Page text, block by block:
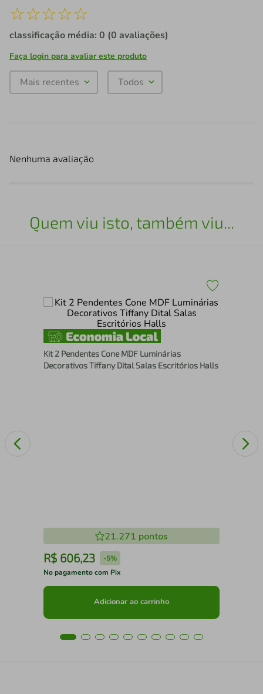
☆☆☆☆☆
classificação média: 0 (0 avaliações)
Faça login para avaliar este produto
Mais recentes Todos
Nenhuma avaliação
Quem viu isto, também viu...
Kit 2 Pendentes Cone MDF Luminárias
Decorativos Tiffany Dital Salas Escritórios Halls
21.271 pontos
R$ 606,23 -5%
No pagamento com Pix
Adicionar ao carrinho